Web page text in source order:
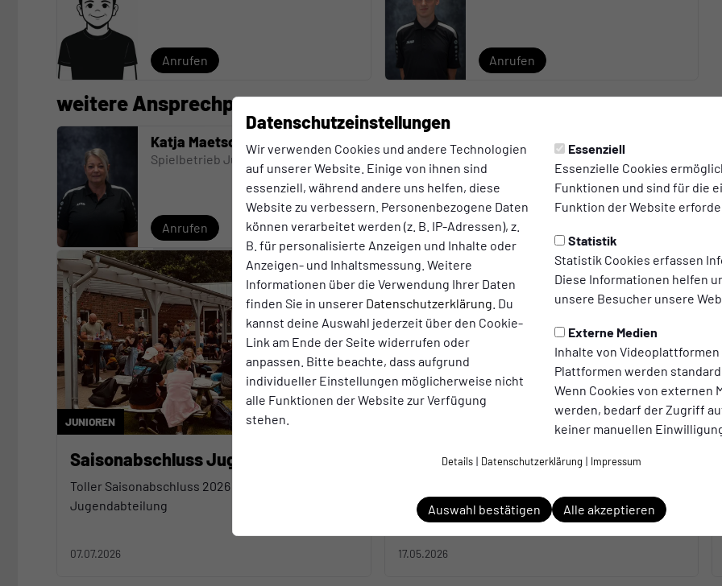
Datenschutzeinstellungen
Wir verwenden Cookies und andere Technologien
auf unserer Website. Einige von ihnen sind
essenziell, während andere uns helfen, diese
Website zu verbessern. Personenbezogene Daten
können verarbeitet werden (z. B. IP-Adressen), z.
B. für personalisierte Anzeigen und Inhalte oder
Anzeigen- und Inhaltsmessung. Weitere
Informationen über die Verwendung Ihrer Daten
finden Sie in unserer Datenschutzerklärung . Du
kannst deine Auswahl jederzeit über den Cookie-
Link am Ende der Seite widerrufen oder
anpassen. Bitte beachte, dass aufgrund
individueller Einstellungen möglicherweise nicht
alle Funktionen der Website zur Verfügung
stehen.
Essenziell
Essenzielle Cookies
Funktionen und sind für die
Funktion der Website
Statistik
Statistik Cookies erfassen
Diese Informationen helfen
unsere Besucher unsere
Externe Medien
Inhalte von Videoplattformen
Plattformen werden
Wenn Cookies von externen
werden, bedarf der Zugriff
keiner manuellen
Details | Datenschutzerklärung | Impressum
Auswahl bestätigen Alle akzeptieren
Anrufen Anrufen
weitere Ansprechpartner
Katja Maetschke
Spielbetrieb Jugend
Anrufen
Stefan Gasseling
Jugendleiter
Anrufen
JUNIOREN
Saisonabschluss Jugendabteilung
Toller Saisonabschluss 2026 unserer
Jugendabteilung
07.07.2026
E-Jugend erlebt Highlight in Bocholt
17.05.2026